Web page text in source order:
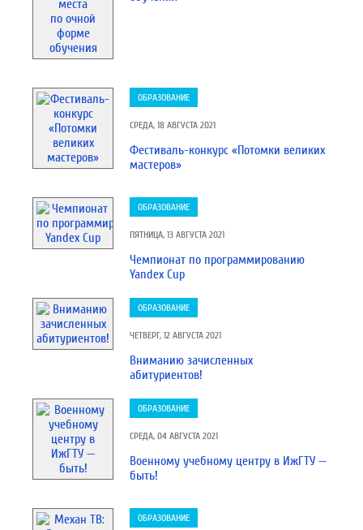
ОБРАЗОВАНИЕ
СРЕДА, 18 АВГУСТА 2021
Фестиваль-конкурс «Потомки великих
мастеров»
ОБРАЗОВАНИЕ
ПЯТНИЦА, 13 АВГУСТА 2021
Чемпионат по программированию
Yandex Cup
ОБРАЗОВАНИЕ
ЧЕТВЕРГ, 12 АВГУСТА 2021
Вниманию зачисленных
абитуриентов!
ОБРАЗОВАНИЕ
СРЕДА, 04 АВГУСТА 2021
Военному учебному центру в ИжГТУ —
быть!
ОБРАЗОВАНИЕ